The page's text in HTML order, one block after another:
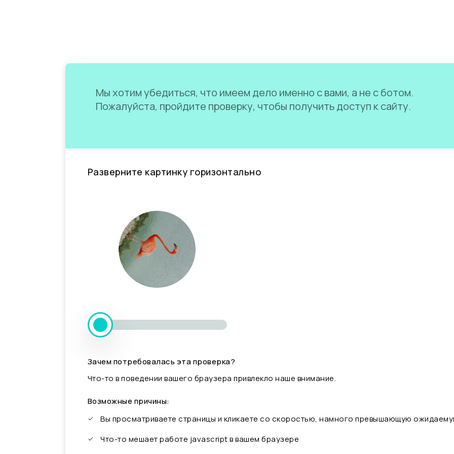
Мы хотим убедиться, что имеем дело именно с вами, а не с ботом.
Пожалуйста, пройдите проверку, чтобы получить доступ к сайту.
Разверните картинку горизонтально
Зачем потребовалась эта проверка?
Что-то в поведении вашего браузера привлекло наше внимание.
Возможные причины:
Вы просматриваете страницы и кликаете со скоростью, намного превышающую
Что-то мешает работе javascript в вашем браузере